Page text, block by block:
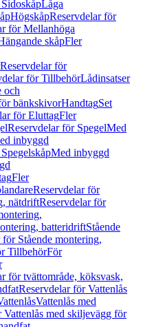
Låga
HögskåpReservdelar för
för Mellanhöga
skåpFler
Reservdelar för
för TillbehörLådinsatser
och
bänkskivorHandtagSet
för EluttagFler
Reservdelar för SpegelMed
inbyggd
Med inbyggd
Fler
Reservdelar för
nätdriftReservdelar för
batteridriftStående
för Stående montering,
TillbehörFör
för tvättområde, köksvask,
Reservdelar för Vattenlås
Vattenlås med
Vattenlås med skiljevägg för